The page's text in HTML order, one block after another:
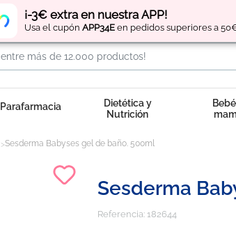
¡-3€ extra en nuestra APP!
Usa el cupón APP34E en pedidos superiores a
Regístratey obtén
Parafarmacia
Dietética y
Nutrición
Sesderma Babyses gel de baño. 500ml
Sesderma
Referencia: 182644